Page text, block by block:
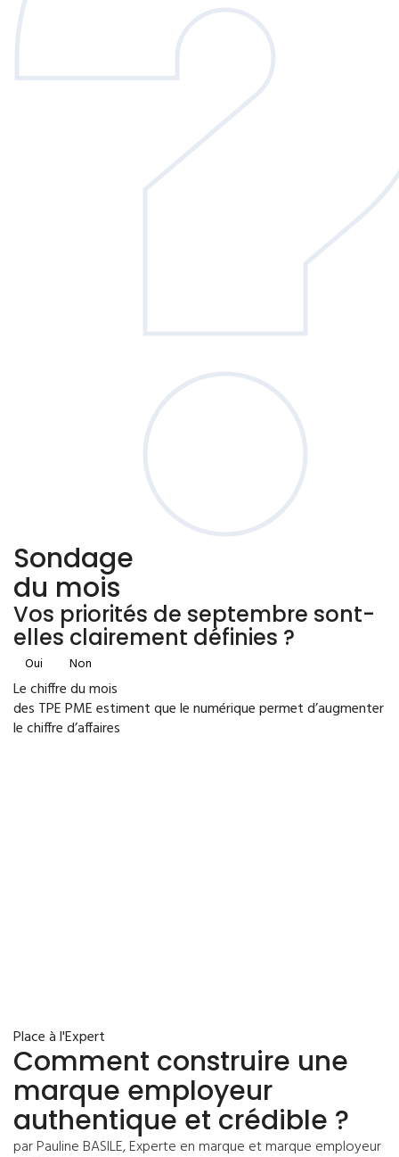
Sondage
du mois
Vos priorités de septembre sont-
elles clairement définies ?
Oui Non
Le chiffre du mois
des TPE PME estiment que le numérique permet d’augmenter
le chiffre d’affaires
Place à l'Expert
Comment construire une
marque employeur
authentique et crédible ?
par Pauline BASILE, Experte en marque et marque employeur